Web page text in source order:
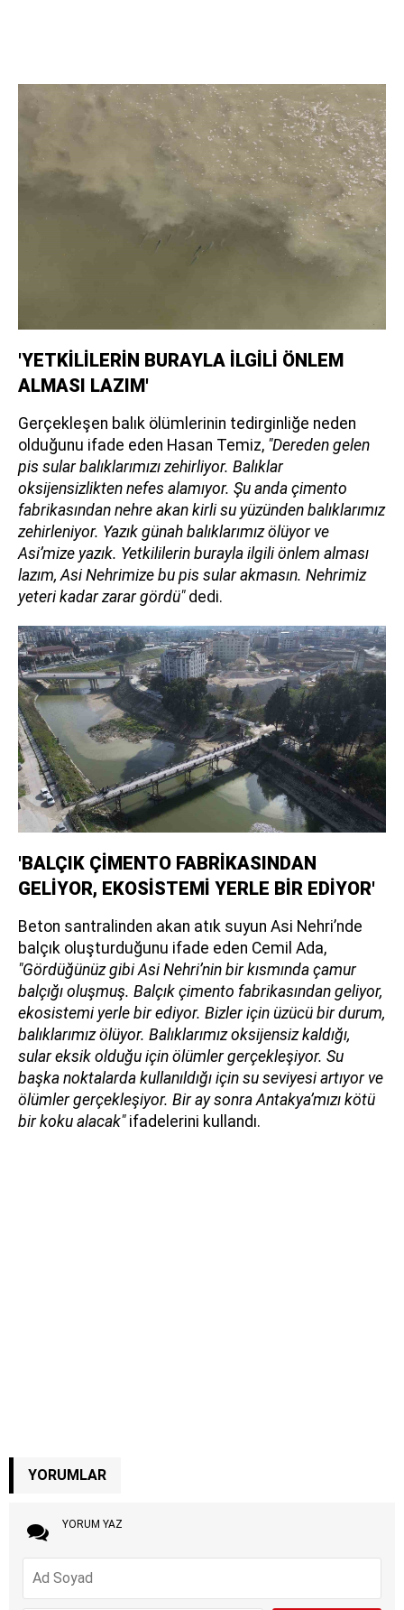
'YETKİLİLERİN BURAYLA İLGİLİ ÖNLEM
ALMASI LAZIM'
Gerçekleşen balık ölümlerinin tedirginliğe neden
olduğunu ifade eden Hasan Temiz, "Dereden gelen
pis sular balıklarımızı zehirliyor. Balıklar
oksijensizlikten nefes alamıyor. Şu anda çimento
fabrikasından nehre akan kirli su yüzünden balıklarımız
zehirleniyor. Yazık günah balıklarımız ölüyor ve
Asi’mize yazık. Yetkililerin burayla ilgili önlem alması
lazım, Asi Nehrimize bu pis sular akmasın. Nehrimiz
yeteri kadar zarar gördü"dedi.
'BALÇIK ÇİMENTO FABRİKASINDAN
GELİYOR, EKOSİSTEMİ YERLE BİR EDİYOR'
Beton santralinden akan atık suyun Asi Nehri’nde
balçık oluşturduğunu ifade eden Cemil Ada,
"Gördüğünüz gibi Asi Nehri’nin bir kısmında çamur
balçığı oluşmuş. Balçık çimento fabrikasından geliyor,
ekosistemi yerle bir ediyor. Bizler için üzücü bir durum,
balıklarımız ölüyor. Balıklarımız oksijensiz kaldığı,
sular eksik olduğu için ölümler gerçekleşiyor. Su
başka noktalarda kullanıldığı için su seviyesi artıyor ve
ölümler gerçekleşiyor. Bir ay sonra Antakya’mızı kötü
bir koku alacak"ifadelerini kullandı.
YORUMLAR
YORUM YAZ